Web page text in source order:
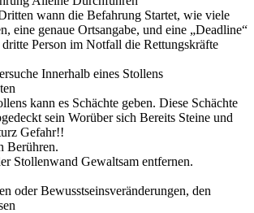
wann die Befahrung Startet, wie viele
eine genaue Ortsangabe, und eine „Deadline“
Person im Notfall die Rettungskräfte
Innerhalb eines Stollens
kann es Schächte geben. Diese Schächte
sein Worüber sich Bereits Steine und
Gefahr!!
Berühren.
Stollenwand Gewaltsam entfernen.
oder Bewusstseinsveränderungen, den